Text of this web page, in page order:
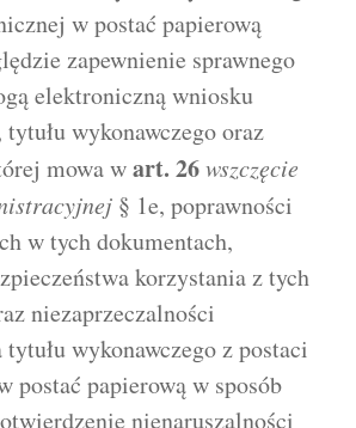
w postać papierową
zapewnienie sprawnego
elektroniczną wniosku
wykonawczego oraz
mowa wart. 26wszczęcie
§ 1e, poprawności
w tych dokumentach,
korzystania z tych
niezaprzeczalności
tytułu wykonawczego z postaci
postać papierową w sposób
nienaruszalności